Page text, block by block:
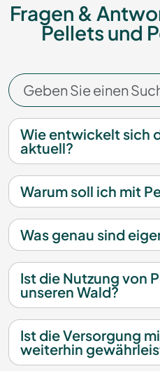
Fragen &
Pellets und
Wie entwickelt sich
aktuell?
Warum soll ich mit
Was genau sind
Ist die Nutzung von
unseren Wald?
Ist die Versorgung
weiterhin